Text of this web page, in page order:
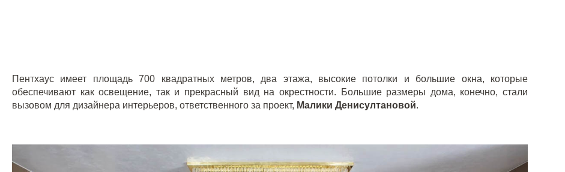
Пентхаус имеет площадь 700 квадратных метров, два этажа, высокие потолки и большие окна, которые
обеспечивают как освещение, так и прекрасный вид на окрестности. Большие размеры дома, конечно, стали
вызовом для дизайнера интерьеров, ответственного за проект, Малики Денисултановой.